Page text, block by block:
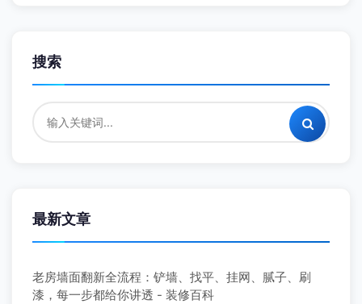
搜索
最新文章
老房墙面翻新全流程：铲墙、找平、挂网、腻子、刷
漆，每一步都给你讲透 - 装修百科